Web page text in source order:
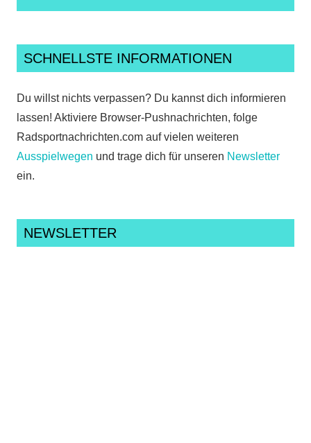
SCHNELLSTE INFORMATIONEN
Du willst nichts verpassen? Du kannst dich informieren
lassen! Aktiviere Browser-Pushnachrichten, folge
Radsportnachrichten.com auf vielen weiteren
Ausspielwegen und trage dich für unseren Newsletter
ein.
NEWSLETTER